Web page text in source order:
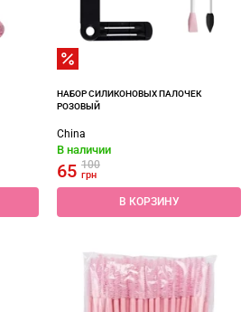
НАБОР СИЛИКОНОВЫХ ПАЛОЧЕК
РОЗОВЫЙ
China
В наличии
65 100
грн
В КОРЗИНУ